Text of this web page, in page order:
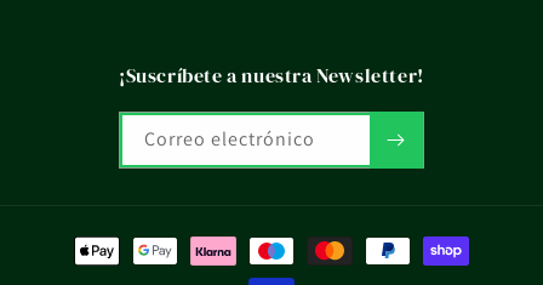
¡Suscríbete a nuestra Newsletter!
Correo electrónico
Formas